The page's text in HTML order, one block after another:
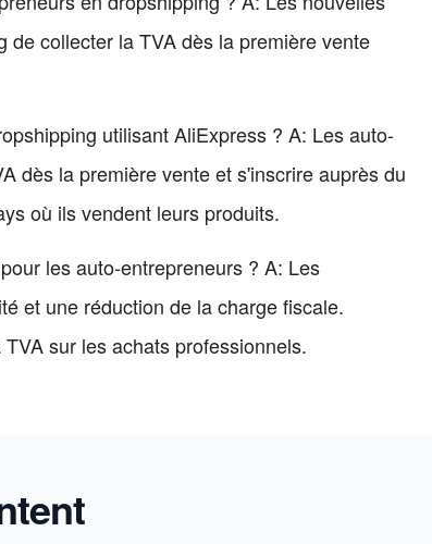
collecter la TVA dès la première vente
utilisant AliExpress ? A: Les auto-
dès la première vente et s'inscrire auprès du
où ils vendent leurs produits.
les auto-entrepreneurs ? A: Les
et une réduction de la charge fiscale.
sur les achats professionnels.